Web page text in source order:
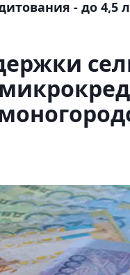
- до 4,5